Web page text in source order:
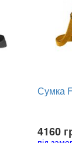
Сумка
4160